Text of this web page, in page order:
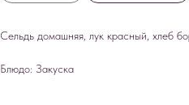
Сельдь домашняя, лук красный, хлеб
Блюдо: Закуска